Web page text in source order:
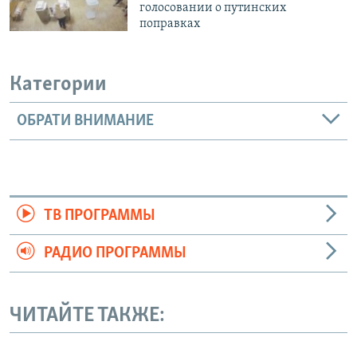
голосовании о путинских
поправках
Категории
ОБРАТИ ВНИМАНИЕ
ТВ ПРОГРАММЫ
РАДИО ПРОГРАММЫ
ЧИТАЙТЕ ТАКЖЕ: